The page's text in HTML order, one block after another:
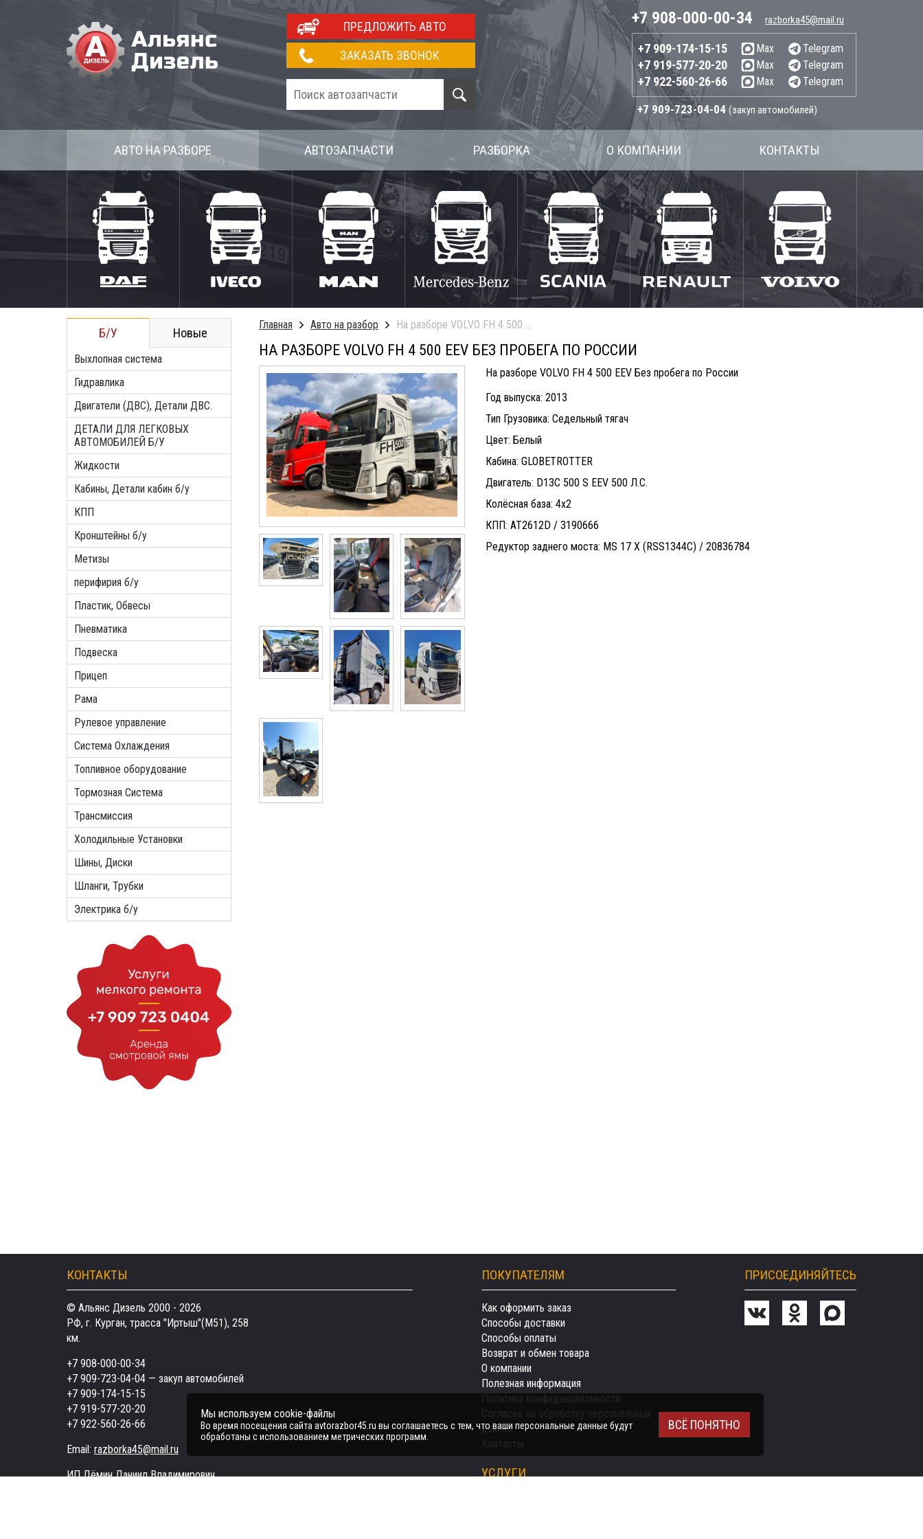
ПРЕДЛОЖИТЬ АВТО
ЗАКАЗАТЬ ЗВОНОК
+7 908-000-00-34 razborka45@mail.ru
+7 909-174-15-15 Max Telegram
+7 919-577-20-20 Max Telegram
+7 922-560-26-66 Max Telegram
+7 909-723-04-04 (закуп автомобилей)
АВТО НА РАЗБОРЕ АВТОЗАПЧАСТИ РАЗБОРКА О КОМПАНИИ КОНТАКТЫ
Б/У Новые
Выхлопная система
Гидравлика
Двигатели (ДВС), Детали ДВС.
ДЕТАЛИ ДЛЯ ЛЕГКОВЫХ
АВТОМОБИЛЕЙ Б/У
Жидкости
Кабины, Детали кабин б/у
КПП
Кронштейны б/у
Метизы
перифирия б/у
Пластик, Обвесы
Пневматика
Подвеска
Прицеп
Рама
Рулевое управление
Система Охлаждения
Топливное оборудование
Тормозная Система
Трансмиссия
Холодильные Установки
Шины, Диски
Шланги, Трубки
Электрика б/у
Главная Авто на разбор На разборе VOLVO FH 4 500 EEV Без пробега по России
НА РАЗБОРЕ VOLVO FH 4 500 EEV БЕЗ ПРОБЕГА ПО РОССИИ
На разборе VOLVO FH 4 500 EEV Без пробега по России
Год выпуска: 2013
Тип Грузовика: Седельный тягач
Цвет: Белый
Кабина: GLOBETROTTER
Двигатель: D13C 500 S EEV 500 Л.С.
Колёсная база: 4х2
КПП: AT2612D / 3190666
Редуктор заднего моста: MS 17 X (RSS1344C) / 20836784
КОНТАКТЫ
© Альянс Дизель 2000 - 2026
РФ, г. Курган, трасса "Иртыш"(М51), 258
км.
+7 908-000-00-34
+7 909-723-04-04 — закуп автомобилей
+7 909-174-15-15
+7 919-577-20-20
+7 922-560-26-66
Email: razborka45@mail.ru
ИП Дёмин Даниил Владимирович
ПОКУПАТЕЛЯМ
Как оформить заказ
Способы доставки
Способы оплаты
Возврат и обмен товара
О компании
Полезная информация
данных
УСЛУГИ
ПРИСОЕДИНЯЙТЕСЬ
Мы используем cookie-файлы
Во время посещения сайта avtorazbor45.ru вы соглашаетесь с тем, что ваши персональные данные будут
обработаны с использованием метрических программ.
ВСЁ ПОНЯТНО